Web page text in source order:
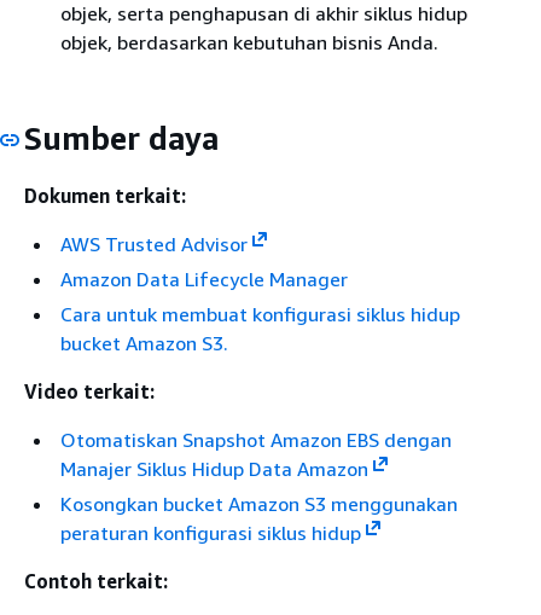
objek, serta penghapusan di akhir siklus hidup
objek, berdasarkan kebutuhan bisnis Anda.
Sumber daya
Dokumen terkait:
AWS Trusted Advisor
Amazon Data Lifecycle Manager
Cara untuk membuat konfigurasi siklus hidup
bucket Amazon S3.
Video terkait:
Otomatiskan Snapshot Amazon EBS dengan
Manajer Siklus Hidup Data Amazon
Kosongkan bucket Amazon S3 menggunakan
peraturan konfigurasi siklus hidup
Contoh terkait: